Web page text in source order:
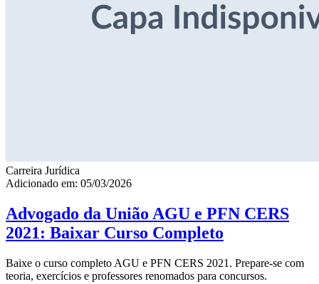
Carreira Jurídica
Adicionado em: 05/03/2026
Advogado da União AGU e PFN CERS
2021: Baixar Curso Completo
Baixe o curso completo AGU e PFN CERS 2021. Prepare-se com
teoria, exercícios e professores renomados para concursos.